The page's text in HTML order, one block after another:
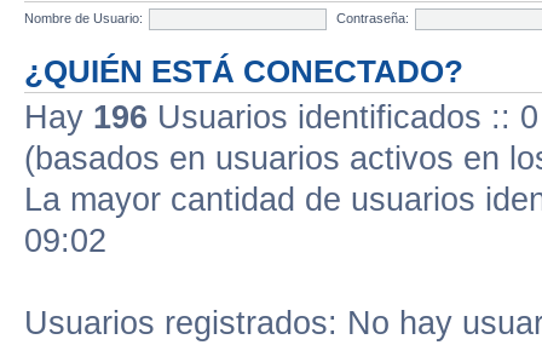
Nombre de Usuario:
Contraseña:
¿QUIÉN ESTÁ CONECTADO?
Hay 196 Usuarios identificados ::
(basados en usuarios activos en
La mayor cantidad de usuarios
09:02
Usuarios registrados: No hay